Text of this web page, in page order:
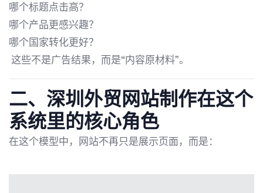
哪个标题点击高？
哪个产品更感兴趣？
哪个国家转化更好？
这些不是广告结果，而是“内容原材料”。
二、 深圳外贸网站制作在这个
系统里的核心角色
在这个模型中，网站不再只是展示页面，而是：